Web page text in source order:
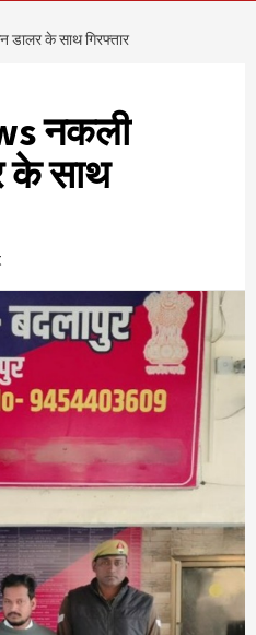
डालर के साथ गिरफ्तार
नकली
के साथ